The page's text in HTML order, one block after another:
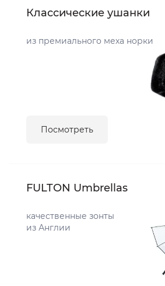
Классические ушанки
из премиального меха норки
Посмотреть
FULTON Umbrellas
качественные зонты
из Англии